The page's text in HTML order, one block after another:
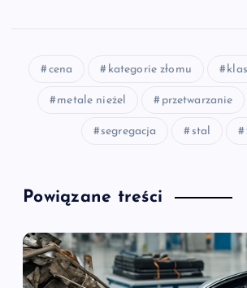
cena kategorie złomu
metale nieżel przetwarzanie
segregacja stal
Powiązane treści